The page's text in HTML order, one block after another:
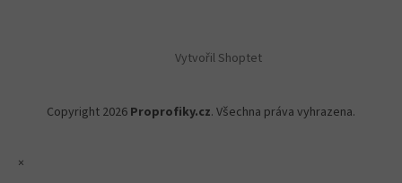
Vytvořil Shoptet
Copyright 2026 Proprofiky.cz. Všechna práva vyhrazena.
×